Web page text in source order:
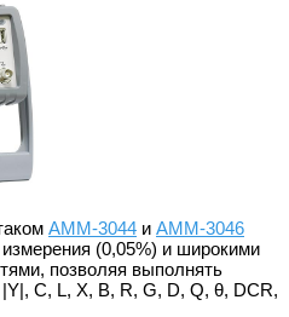
АММ-3044 и АММ-3046
(0,05%) и широкими
позволяя выполнять
C, L, X, B, R, G, D, Q, θ, DCR,